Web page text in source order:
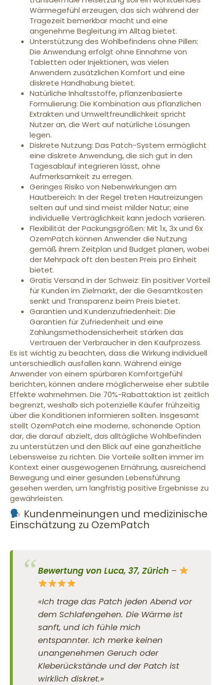
Wärmegefühl erzeugen, das sich während der
Tragezeit bemerkbar macht und eine
angenehme Begleitung im Alltag bietet.
Unterstützung des Wohlbefindens ohne Pillen:
Die Anwendung erfolgt ohne Einnahme von
Tabletten oder Injektionen, was vielen
Anwendern zusätzlichen Komfort und eine
diskrete Handhabung bietet.
Natürliche Inhaltsstoffe, pflanzenbasierte
Formulierung: Die Kombination aus pflanzlichen
Extrakten und Umweltfreundlichkeit spricht
Nutzer an, die Wert auf natürliche Lösungen
legen.
Diskrete Nutzung: Das Patch-System ermöglicht
eine diskrete Anwendung, die sich gut in den
Tagesablauf integrieren lässt, ohne
Aufmerksamkeit zu erregen.
Geringes Risiko von Nebenwirkungen am
Hautbereich: In der Regel treten Hautreizungen
selten auf und sind meist milder Natur; eine
individuelle Verträglichkeit kann jedoch variieren.
Flexibilität der Packungsgrößen: Mit 1x, 3x und 6x
OzemPatch können Anwender die Nutzung
gemäß ihrem Zeitplan und Budget planen, wobei
der Mehrpack oft den besten Preis pro Einheit
bietet.
Gratis Versand in der Schweiz: Ein positiver Vorteil
für Kunden im Zielmarkt, der die Gesamtkosten
senkt und Transparenz beim Preis bietet.
Garantien und Kundenzufriedenheit: Die
Garantien für Zufriedenheit und eine
Zahlungsmethodensicherheit stärken das
Vertrauen der Verbraucher in den Kaufprozess.
Es ist wichtig zu beachten, dass die Wirkung individuell
unterschiedlich ausfallen kann. Während einige
Anwender von einem spürbaren Komfortgefühl
berichten, können andere möglicherweise eher subtile
Effekte wahrnehmen. Die 70%-Rabattaktion ist zeitlich
begrenzt, weshalb sich potenzielle Käufer frühzeitig
über die Konditionen informieren sollten. Insgesamt
stellt OzemPatch eine moderne, schonende Option
dar, die darauf abzielt, das alltägliche Wohlbefinden
zu unterstützen und den Blick auf eine ganzheitliche
Lebensweise zu richten. Die Vorteile sollten immer im
Kontext einer ausgewogenen Ernährung, ausreichend
Bewegung und einer gesunden Lebensführung
gesehen werden, um langfristig positive Ergebnisse zu
gewährleisten.
Kundenmeinungen und medizinische
Einschätzung zu OzemPatch
Bewertung von Luca, 37, Zürich –
«Ich trage das Patch jeden Abend vor
dem Schlafengehen. Die Wärme ist
sanft, und ich fühle mich
entspannter. Ich merke keinen
unangenehmen Geruch oder
Kleberückstände und der Patch ist
wirklich diskret.»